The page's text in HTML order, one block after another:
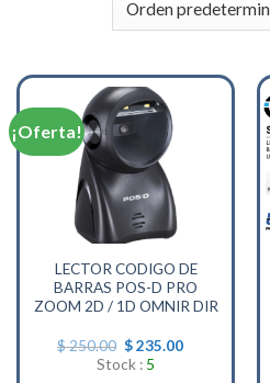
¡Oferta!
LECTOR CODIGO DE
BARRAS POS-D PRO
ZOOM 2D / 1D OMNIR DIR
$250.00 El
precio
original
$235.00
Stock : 5